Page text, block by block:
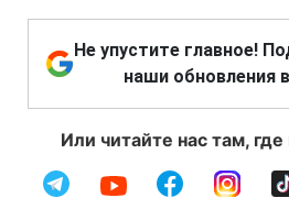
Не упустите главное!
наши обновления
Или читайте нас там,